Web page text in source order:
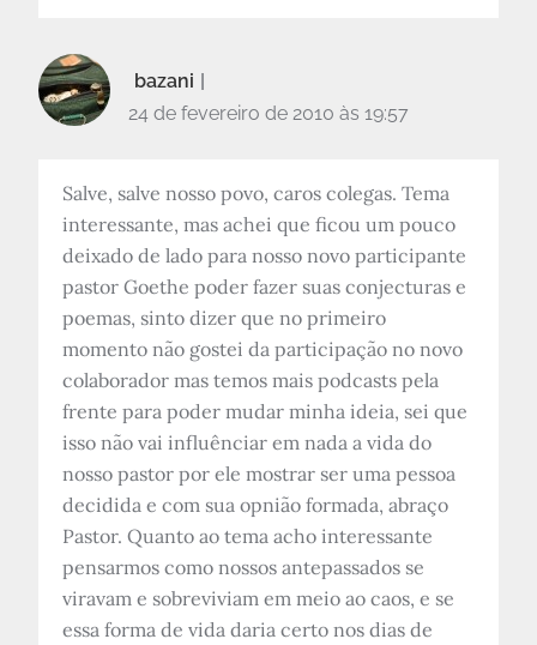
bazani
24 de fevereiro de 2010 às 19:57
Salve, salve nosso povo, caros colegas. Tema
interessante, mas achei que ficou um pouco
deixado de lado para nosso novo participante
pastor Goethe poder fazer suas conjecturas e
poemas, sinto dizer que no primeiro
momento não gostei da participação no novo
colaborador mas temos mais podcasts pela
frente para poder mudar minha ideia, sei que
isso não vai influênciar em nada a vida do
nosso pastor por ele mostrar ser uma pessoa
decidida e com sua opnião formada, abraço
Pastor. Quanto ao tema acho interessante
pensarmos como nossos antepassados se
viravam e sobreviviam em meio ao caos, e se
essa forma de vida daria certo nos dias de